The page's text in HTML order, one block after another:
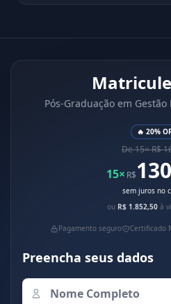
Pós-Graduação em
🔥 20%
De 15× R$
15× R$130
sem juros no
ou R$ 1.852,50 à
Pagamento seguro Certificado
Preencha seus dados